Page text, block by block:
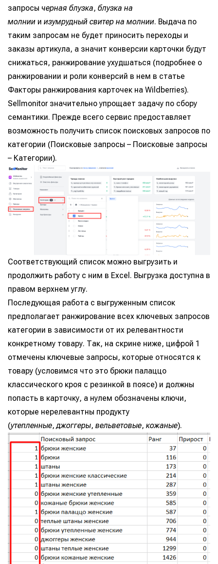
запросы черная блузка, блузка на
молнии и изумрудный свитер на молнии. Выдача по
таким запросам не будет приносить переходы и
заказы артикула, а значит конверсии карточки будут
снижаться, ранжирование ухудшаться (подробнее о
ранжировании и роли конверсий в нем в статье
Факторы ранжирования карточек на Wildberries).
Sellmonitor значительно упрощает задачу по сбору
семантики. Прежде всего сервис предоставляет
возможность получить список поисковых запросов по
категории (Поисковые запросы – Поисковые запросы
– Категории).
Соответствующий список можно выгрузить и
продолжить работу с ним в Excel. Выгрузка доступна в
правом верхнем углу.
Последующая работа с выгруженным список
предполагает ранжирование всех ключевых запросов
категории в зависимости от их релевантности
конкретному товару. Так, на скрине ниже, цифрой 1
отмечены ключевые запросы, которые относятся к
товару (условимся что это брюки палаццо
классического кроя с резинкой в поясе) и должны
попасть в карточку, а нулем обозначены ключи,
которые нерелевантны продукту
(утепленные,джоггеры, вельветовые, кожаные).